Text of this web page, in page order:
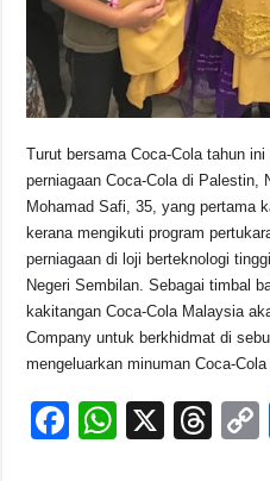
Turut bersama Coca-Cola tahun ini
perniagaan Coca-Cola di Palestin,
Mohamad Safi, 35, yang pertama
kerana mengikuti program
perniagaan di loji berteknologi
Negeri Sembilan. Sebagai timbal
kakitangan Coca-Cola Malaysia
Company untuk berkhidmat di
mengeluarkan minuman Coca-
F
W X
T